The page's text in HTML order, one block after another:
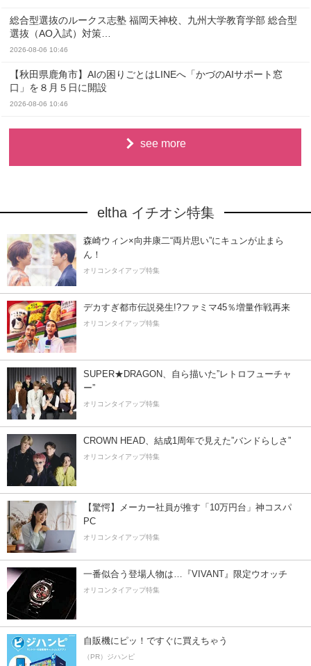
総合型選抜のルークス志塾 福岡天神校、九州大学教育学部 総合型
選抜（AO入試）対策…
2026-08-06 10:46
【秋田県鹿角市】AIの困りごとはLINEへ「かづのAIサポート窓
口」を８月５日に開設
2026-08-06 10:46
see more
eltha イチオシ特集
森崎ウィン×向井康二“両片思い”にキュンが止まら
ん！
オリコンタイアップ特集
デカすぎ都市伝説発生!?ファミマ45％増量作戦再来
オリコンタイアップ特集
SUPER★DRAGON、自ら描いた”レトロフューチャ
ー”
オリコンタイアップ特集
CROWN HEAD、結成1周年で見えた”バンドらしさ”
オリコンタイアップ特集
【驚愕】メーカー社員が推す「10万円台」神コスパ
PC
オリコンタイアップ特集
一番似合う登場人物は…『VIVANT』限定ウオッチ
オリコンタイアップ特集
自販機にピッ！ですぐに買えちゃう
（PR）ジハンピ